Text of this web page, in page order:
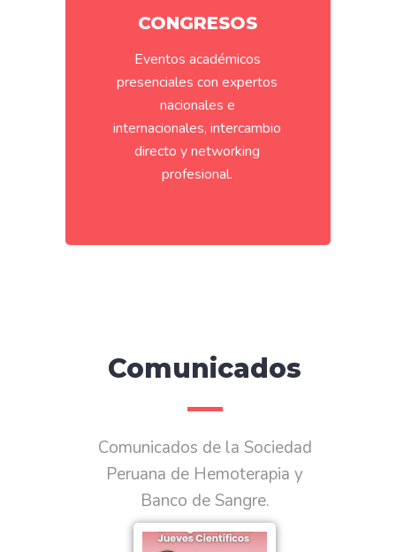
CONGRESOS
Eventos académicos
presenciales con expertos
nacionales e
internacionales, intercambio
directo y networking
profesional.
Comunicados
Comunicados de la Sociedad
Peruana de Hemoterapia y
Banco de Sangre.